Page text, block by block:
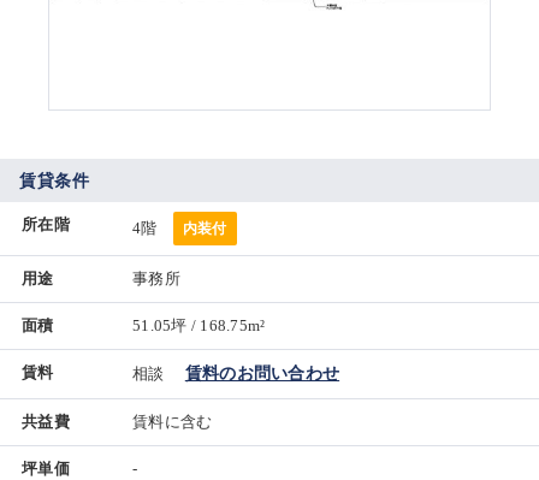
賃貸条件
所在階 4階 内装付
用途 事務所
面積 51.05坪 / 168.75m²
賃料 相談 賃料のお問い合わせ
共益費 賃料に含む
坪単価 -